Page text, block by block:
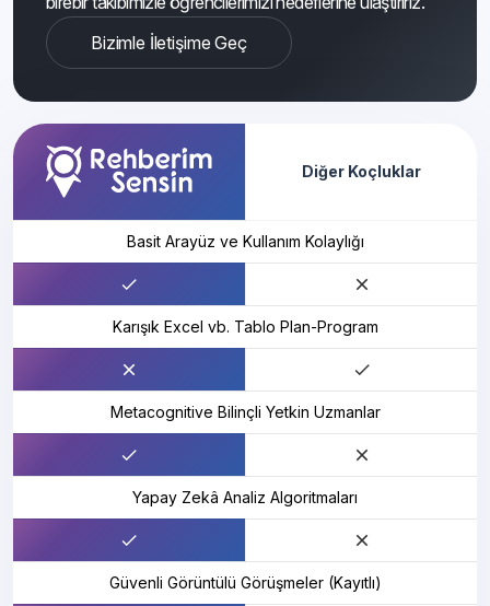
Bizimle İletişime Geç
Diğer Koçluklar
Basit Arayüz ve Kullanım Kolaylığı
Karışık Excel vb. Tablo Plan-Program
Metacognitive Bilinçli Yetkin Uzmanlar
Yapay Zekâ Analiz Algoritmaları
Güvenli Görüntülü Görüşmeler (Kayıtlı)